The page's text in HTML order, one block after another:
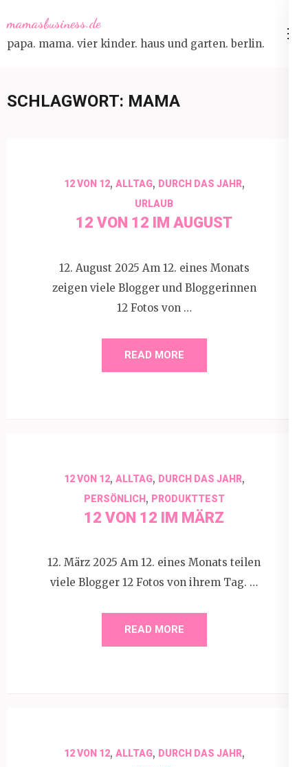
to
content
mamasbusiness.de
papa. mama. vier kinder. haus und garten. berlin.
SCHLAGWORT: MAMA
12 VON 12, ALLTAG, DURCH DAS JAHR,
URLAUB
12 VON 12 IM AUGUST
12. August 2025 Am 12. eines Monats
zeigen viele Blogger und Bloggerinnen
12 Fotos von …
READ MORE
12 VON 12, ALLTAG, DURCH DAS JAHR,
PERSÖNLICH, PRODUKTTEST
12 VON 12 IM MÄRZ
12. März 2025 Am 12. eines Monats teilen
viele Blogger 12 Fotos von ihrem Tag. …
READ MORE
12 VON 12, ALLTAG, DURCH DAS JAHR,